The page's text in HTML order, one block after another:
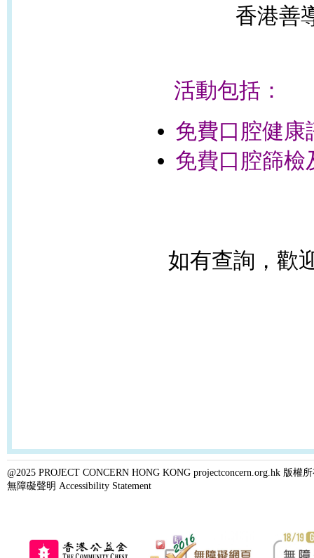
香港善
活動包括：
免費口腔健康
免費口腔篩檢
如有查詢，歡
@2025 PROJECT CONCERN HONG KONG projectconcern.org.hk 版權
無障礙聲明 Accessibility Statement